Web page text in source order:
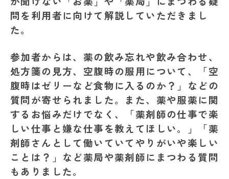
問を利用者に向けて解説していただきまし
た。
参加者からは、薬の飲み忘れや飲み合わせ、
処方箋の見方、空腹時の服用について、「空
腹時はゼリーなど食物に入るのか？」などの
質問が寄せられました。また、薬や服薬に関
するお悩みだけでなく、「薬剤師の仕事で楽
しい仕事と嫌な仕事を教えてほしい。」「薬
剤師さんとして働いていてやりがいや楽しい
ことは？」など薬局や薬剤師にまつわる質問
もありました。